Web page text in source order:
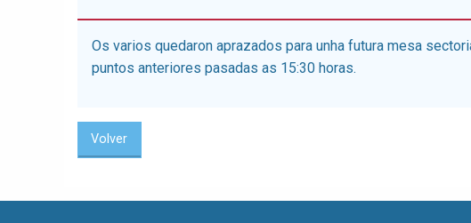
Os varios quedaron aprazados para unha futura mesa
puntos anteriores pasadas as 15:30 horas.
Volver